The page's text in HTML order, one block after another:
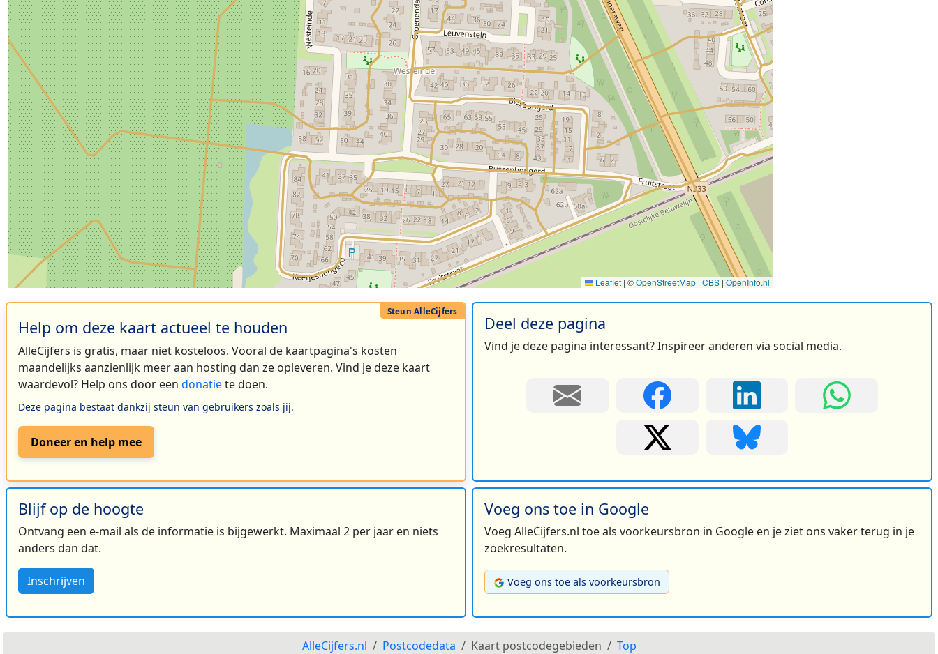
Leaflet | ©OpenStreetMap | CBS | OpenInfo.nl
Help om deze kaart actueel te houden
AlleCijfers is gratis, maar niet kosteloos. Vooral de kaartpagina's kosten
maandelijks aanzienlijk meer aan hosting dan ze opleveren. Vind je deze kaart
waardevol? Help ons door een donatiete doen.
Deze pagina bestaat dankzij steun van gebruikers zoals jij.
Doneer en help mee
Deel deze pagina
Vind je deze pagina interessant? Inspireer anderen via social media.
Blijf op de hoogte
Ontvang een e-mail als de informatie is bijgewerkt. Maximaal 2 per jaar en niets
anders dan dat.
Inschrijven
Voeg ons toe in Google
Voeg AlleCijfers.nl toe als voorkeursbron in Google en je ziet ons vaker terug in je
zoekresultaten.
Voeg ons toe als voorkeursbron
AlleCijfers.nl Postcodedata Kaart postcodegebieden Top